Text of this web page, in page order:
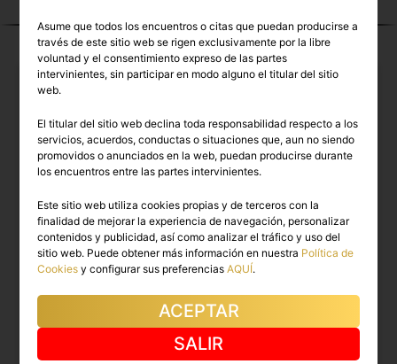
GUADALAJARA
ALMA
Asume que todos los encuentros o citas que puedan producirse a
través de este sitio web se rigen exclusivamente por la libre
voluntad y el consentimiento expreso de las partes
intervinientes, sin participar en modo alguno el titular del sitio
web.
El titular del sitio web declina toda responsabilidad respecto a los
servicios, acuerdos, conductas o situaciones que, aun no siendo
promovidos o anunciados en la web, puedan producirse durante
los encuentros entre las partes intervinientes.
Este sitio web utiliza cookies propias y de terceros con la
finalidad de mejorar la experiencia de navegación, personalizar
contenidos y publicidad, así como analizar el tráfico y uso del
sitio web. Puede obtener más información en nuestra Política de
Cookies y configurar sus preferenciasAQUÍ.
ACEPTAR
SALIR